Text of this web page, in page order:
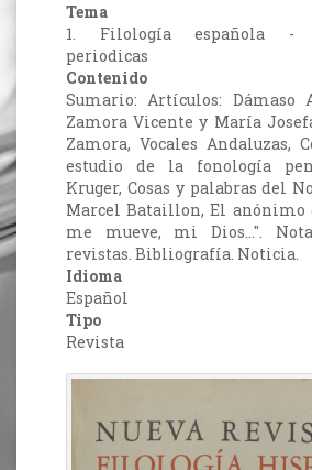
Tema
1. Filología española -
periodicas
Contenido
Sumario: Artículos: Dámaso
Zamora Vicente y María
Zamora, Vocales Andaluzas,
estudio de la fonología
Kruger, Cosas y palabras del
Marcel Bataillon, El anónimo
me mueve, mi Dios...".
revistas. Bibliografía. Noticia.
Idioma
Español
Tipo
Revista